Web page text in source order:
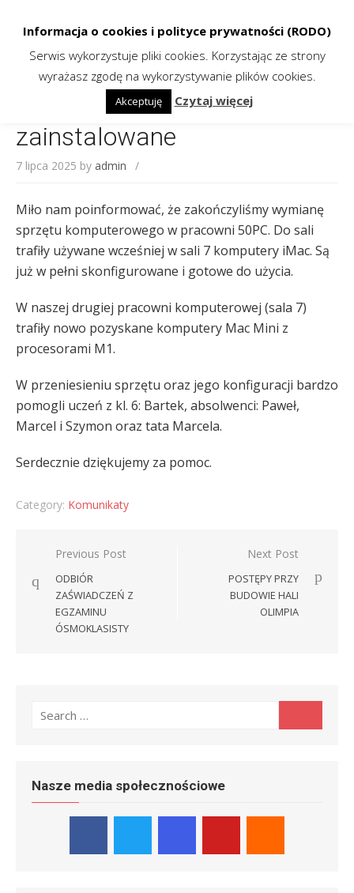
content
Nasze pracownie
komputerowe przeniesione i
zainstalowane
7 lipca 2025 by admin /
Miło nam poinformować, że zakończyliśmy wymianę
sprzętu komputerowego w pracowni 50PC. Do sali
trafiły używane wcześniej w sali 7 komputery iMac. Są
już w pełni skonfigurowane i gotowe do użycia.
W naszej drugiej pracowni komputerowej (sala 7)
trafiły nowo pozyskane komputery Mac Mini z
procesorami M1.
W przeniesieniu sprzętu oraz jego konfiguracji bardzo
pomogli uczeń z kl. 6: Bartek, absolwenci: Paweł,
Marcel i Szymon oraz tata Marcela.
Serdecznie dziękujemy za pomoc.
Category: Komunikaty
Nawigacja
wpisu
Previous Post
ODBIÓR
ZAŚWIADCZEŃ Z
EGZAMINU
ÓSMOKLASISTY
Next Post
POSTĘPY PRZY
BUDOWIE HALI
OLIMPIA
for:
Nasze media społecznościowe
Informacja o cookies i polityce prywatności (RODO)
Serwis wykorzystuje pliki cookies. Korzystając ze strony
wyrażasz zgodę na wykorzystywanie plików cookies.
Akceptuję Czytaj więcej